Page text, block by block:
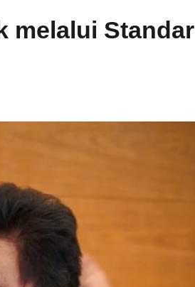
melalui Standar